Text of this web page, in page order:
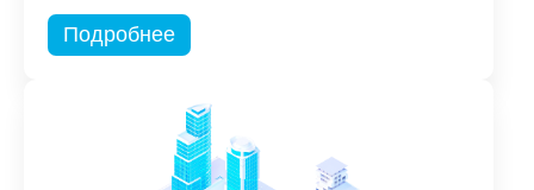
Подробнее